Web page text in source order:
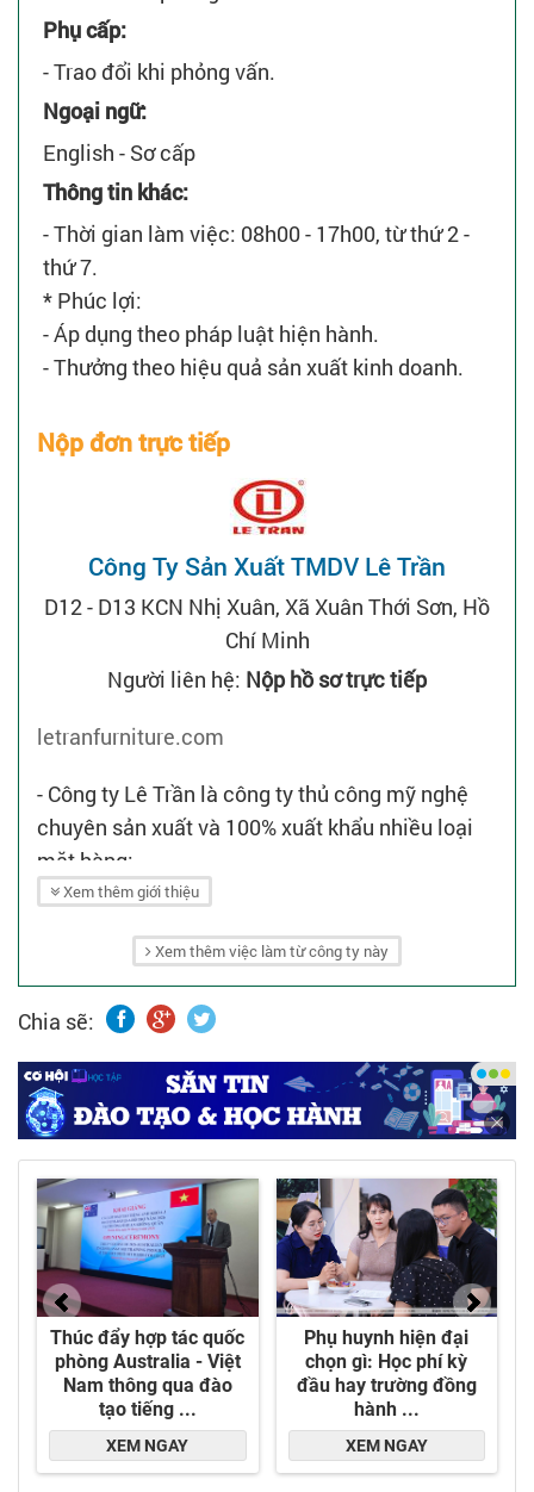
Phụ cấp:
- Trao đổi khi phỏng vấn.
Ngoại ngữ:
English - Sơ cấp
Thông tin khác:
- Thời gian làm việc: 08h00 - 17h00, từ thứ 2 -
thứ 7.
* Phúc lợi:
- Áp dụng theo pháp luật hiện hành.
- Thưởng theo hiệu quả sản xuất kinh doanh.
Nộp đơn trực tiếp
Công Ty Sản Xuất TMDV Lê Trần
D12 - D13 KCN Nhị Xuân, Xã Xuân Thới Sơn, Hồ
Chí Minh
Người liên hệ: Nộp hồ sơ trực tiếp
letranfurniture.com
- Công ty Lê Trần là công ty thủ công mỹ nghệ
chuyên sản xuất và 100% xuất khẩu nhiều loại
mặt hàng:
+ Sản phẩm kim loại: Bàn, ghế, tủ, giường,
+ Sản phẩm kim loại ghép: Vải, nệm, gỗ, nệm,
đá, tetilen, mozait, poly wood, kính, viber cimen.
+ Sản xuất hạt nhựa và các sản phẩm từ nhựa:
Dây nhựa giả mây, chậu nhựa, poly wood, sàn
nhựa...
+ Vỉ nhựa ván sàn.
+ Planter (chậu hoa).
+ Bàn ghế đan dây nhựa giả mây.
+ Sản xuất nệm ngồi và gối tựa.
+ Sản xuất và thương mại nhựa phế liệu và hạt
nhựa tái sinh.
Xem thêm giới thiệu
Xem thêm việc làm từ công ty này
Chia sẽ: